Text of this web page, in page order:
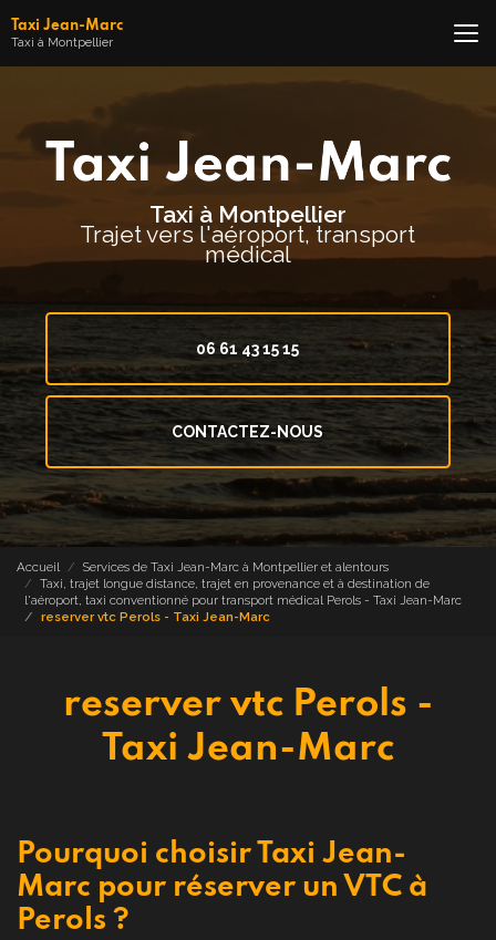
au
contenu
Taxi Jean-Marc
Taxi à Montpellier
Taxi à Montpellier
Trajet vers l'aéroport, transport
médical
06 61 43 15 15
CONTACTEZ-NOUS
Accueil
Services de Taxi Jean-Marc à Montpellier et alentours
Taxi, trajet longue distance, trajet en provenance et à destination de
l'aéroport, taxi conventionné pour transport médical Perols - Taxi Jean-Marc
reserver vtc Perols - Taxi Jean-Marc
reserver vtc Perols -
Taxi Jean-Marc
Pourquoi choisir Taxi Jean-
Marc pour réserver un VTC à
Perols ?